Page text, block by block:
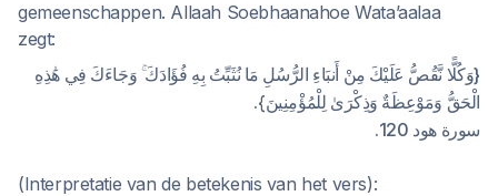
gemeenschappen. Allaah Soebhaanahoe Wata’aalaa
zegt:
{وَكُلًّا نَّقُصُّ عَلَيْكَ مِنْ أَنبَاءِ الرُّسُلِ مَا نُثَبِّتُ بِهِ فُؤَادَكَ ۚ وَجَاءَكَ فِي هَٰذِهِ
الْحَقُّ وَمَوْعِظَةٌ وَذِكْرَىٰ لِلْمُؤْمِنِينَ}.
سورة هود 120.
(Interpretatie van de betekenis van het vers):